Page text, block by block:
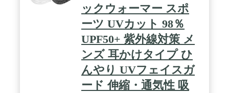
ックウォーマー スポ
ーツ UVカット 98％
UPF50+ 紫外線対策 メ
ンズ 耳かけタイプ ひ
んやり UVフェイスガ
ード 伸縮・通気性 吸